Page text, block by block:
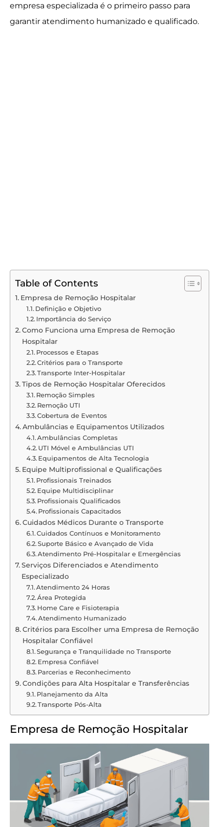
empresa especializada é o primeiro passo para
garantir atendimento humanizado e qualificado.
Table of Contents
Empresa de Remoção Hospitalar
Definição e Objetivo
Importância do Serviço
Como Funciona uma Empresa de Remoção
Hospitalar
Processos e Etapas
Critérios para o Transporte
Transporte Inter-Hospitalar
Tipos de Remoção Hospitalar Oferecidos
Remoção Simples
Remoção UTI
Cobertura de Eventos
Ambulâncias e Equipamentos Utilizados
Ambulâncias Completas
UTI Móvel e Ambulâncias UTI
Equipamentos de Alta Tecnologia
Equipe Multiprofissional e Qualificações
Profissionais Treinados
Equipe Multidisciplinar
Profissionais Qualificados
Profissionais Capacitados
Cuidados Médicos Durante o Transporte
Cuidados Contínuos e Monitoramento
Suporte Básico e Avançado de Vida
Atendimento Pré-Hospitalar e Emergências
Serviços Diferenciados e Atendimento
Especializado
Atendimento 24 Horas
Área Protegida
Home Care e Fisioterapia
Atendimento Humanizado
Critérios para Escolher uma Empresa de Remoção
Hospitalar Confiável
Segurança e Tranquilidade no Transporte
Empresa Confiável
Parcerias e Reconhecimento
Condições para Alta Hospitalar e Transferências
Planejamento da Alta
Transporte Pós-Alta
Empresa de Remoção Hospitalar